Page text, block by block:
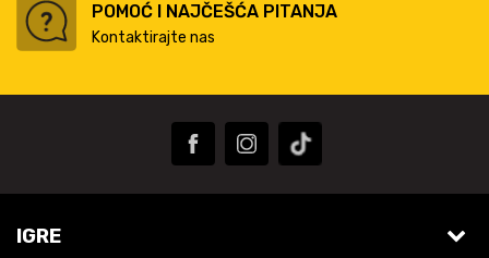
POMOĆ I NAJČEŠĆA PITANJA
Kontaktirajte nas
IGRE